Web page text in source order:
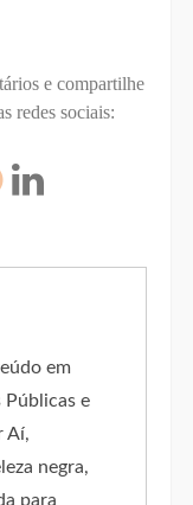
e compartilhe
redes sociais:
em
Públicas e
Aí,
negra,
para